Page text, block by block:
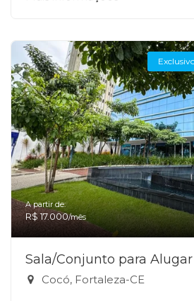
A partir de:
R$ 17.000/mês
Sala/Conjunto para Alugar
Cocó, Fortaleza-CE